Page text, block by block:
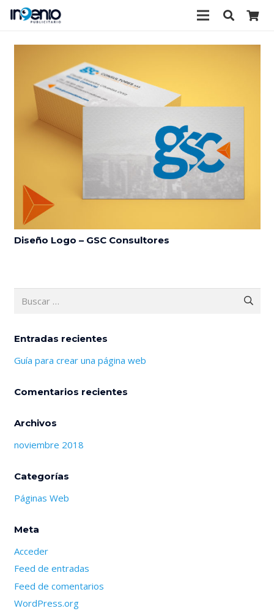
Diseño Logo – GSC Consultores
Buscar:
Entradas recientes
Guía para crear una página web
Comentarios recientes
Archivos
noviembre 2018
Categorías
Páginas Web
Meta
Acceder
Feed de entradas
Feed de comentarios
WordPress.org